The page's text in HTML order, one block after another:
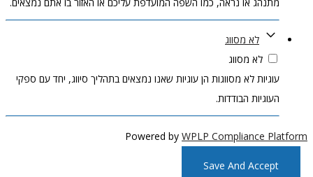
לא מסווג
לא מסווג
עוגיות לא מסווגות הן עוגיות שאנו נמצאים בתהליך סיווג, יחד עם ספקי
העוגיות הבודדות.
Powered by WPLP Compliance Platform
Save And Accept